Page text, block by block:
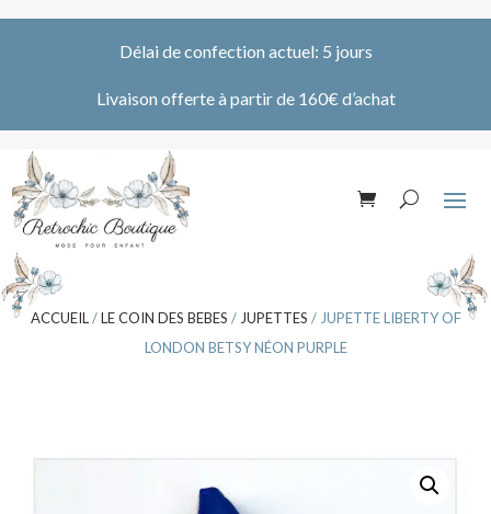
Délai de confection actuel: 5 jours
Livaison offerte à partir de 160€ d’achat
ACCUEIL /LE COIN DES BEBES / JUPETTES / JUPETTE LIBERTY OF
LONDON BETSY NÉON PURPLE